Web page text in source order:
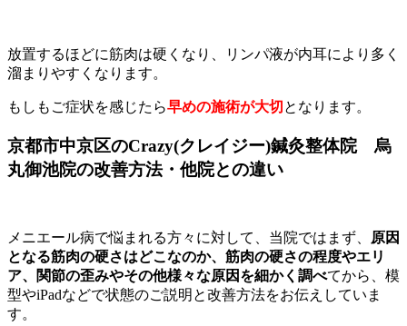
放置するほどに筋肉は硬くなり、リンパ液が内耳により多く
溜まりやすくなります。
もしもご症状を感じたら早めの施術が大切 となります。
京都市中京区のCrazy(クレイジー)鍼灸整体院 烏
丸御池院の改善方法・他院との違い
メニエール病で悩まれる方々に対して、当院ではまず、 原因
となる筋肉の硬さはどこなのか、筋肉の硬さの程度やエリ
ア、関節の歪みやその他様々な原因を細かく調べてから、模
型やiPadなどで状態のご説明と改善方法をお伝えしていま
す。